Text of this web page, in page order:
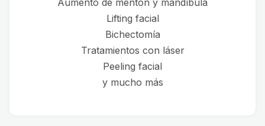
Lifting facial
Bichectomía
Tratamientos con láser
Peeling facial
y mucho más